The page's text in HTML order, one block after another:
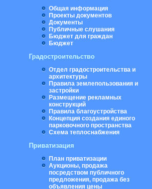
Общая информация
Проекты документов
Документы
Публичные слушания
Бюджет для граждан
Бюджет
Градостроительство
Отдел градостроительства и
архитектуры
Правила землепользования и
застройки
Размещение рекламных
конструкций
Правила благоустройства
Концепция создания единого
парковочного пространства
Схема теплоснабжения
Приватизация
План приватизации
Аукционы, продажа
посредством публичного
предложения, продажа без
объявления цены